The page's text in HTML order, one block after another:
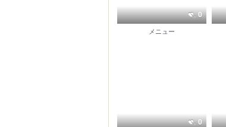
0
メニュー
0